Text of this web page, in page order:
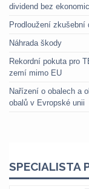
dividend bez
Prodloužení zkušební
Náhrada škody
Rekordní pokuta pro
zemí mimo EU
Nařízení o obalech a
obalů v Evropské unii